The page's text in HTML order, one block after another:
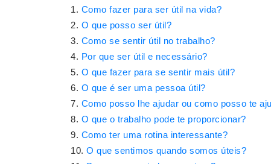
Como fazer para ser útil na vida?
O que posso ser útil?
Como se sentir útil no trabalho?
Por que ser útil e necessário?
O que fazer para se sentir mais útil?
O que é ser uma pessoa útil?
Como posso lhe ajudar ou como posso te
O que o trabalho pode te proporcionar?
Como ter uma rotina interessante?
O que sentimos quando somos úteis?